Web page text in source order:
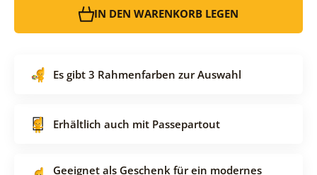
IN DEN WARENKORB LEGEN
Es gibt 3 Rahmenfarben zur Auswahl
Erhältlich auch mit Passepartout
Geeignet als Geschenk für ein modernes